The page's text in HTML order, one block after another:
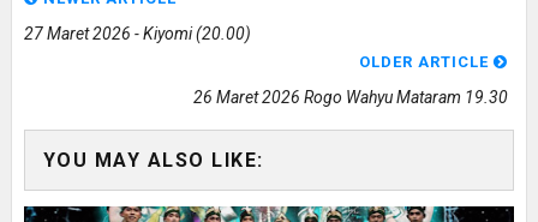
27 Maret 2026 - Kiyomi (20.00)
OLDER ARTICLE
26 Maret 2026 Rogo Wahyu Mataram 19.30
YOU MAY ALSO LIKE: